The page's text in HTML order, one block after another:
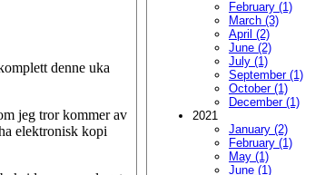
denne uka
jeg tror kommer av
elektronisk kopi
February (1)
March (3)
April (2)
June (2)
July (1)
September (1)
October (1)
December (1)
2021
January (2)
February (1)
May (1)
June (1)